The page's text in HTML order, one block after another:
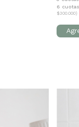
6
$300.000)